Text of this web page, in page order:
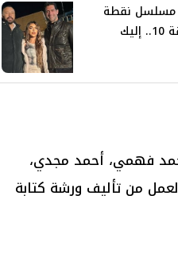
نقطة
سودة الحلقة 10.. إليك
فهمي، أحمد مجدي،
من تأليف ورشة كتابة